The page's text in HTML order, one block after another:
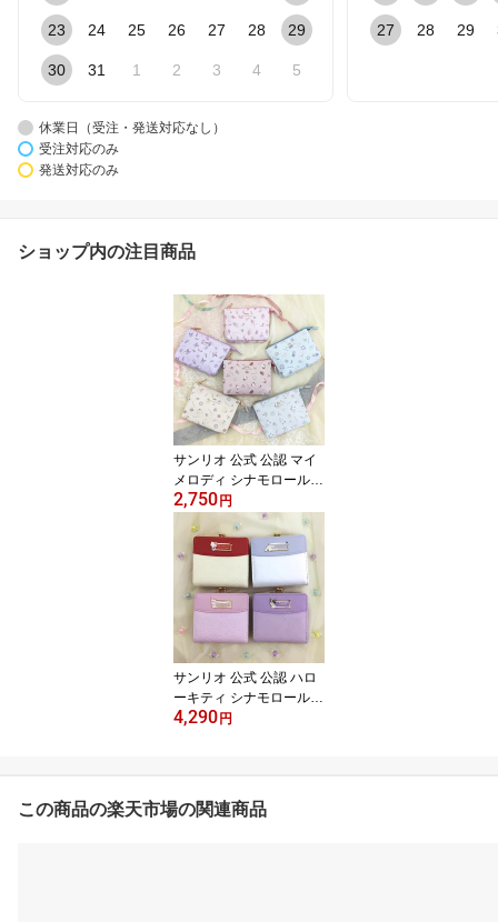
23 24 25 26 27 28 29
30 31 1 2 3 4 5
27 28 29
休業日（受注・発送対応なし）
受注対応のみ
発送対応のみ
ショップ内の注目商品
サンリオ 公式 公認 マイ
メロディ シナモロール
クロミ ハローキティ ポ
チャッコ ポムポムプリン
Wポーチ かわいい サン
リオキャラ レディース
グッズ 大人 プレゼント
誕生日 女性 彼女 可愛い
いい おしゃれ メイクポ
ーチ 女性 総柄
2,750 円
サンリオ 公式 公認 ハロ
ーキティ シナモロール
マイメロディ クロミ シ
金財布 サンリオキャラク
ター かわいい ラインス
4,290 円
この商品の楽天市場の関連商品